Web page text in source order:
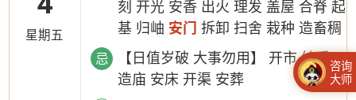
星期五
刻 开光 安香 出火 理发 盖屋 合脊 起
基 归岫 安门 拆卸 扫舍 栽种 造畜稠
忌
【日值岁破 大事勿用】 开市 纳采
造庙 安床 开渠 安葬
咨询
大师